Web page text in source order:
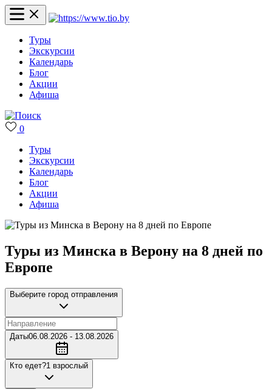
Туры
Экскурсии
Календарь
Блог
Акции
Афиша
0
Туры
Экскурсии
Календарь
Блог
Акции
Афиша
Туры из Минска в Верону на 8 дней по
Европе
Выберите город отправления
Даты06.08.2026 - 13.08.2026
Кто едет?1 взрослый